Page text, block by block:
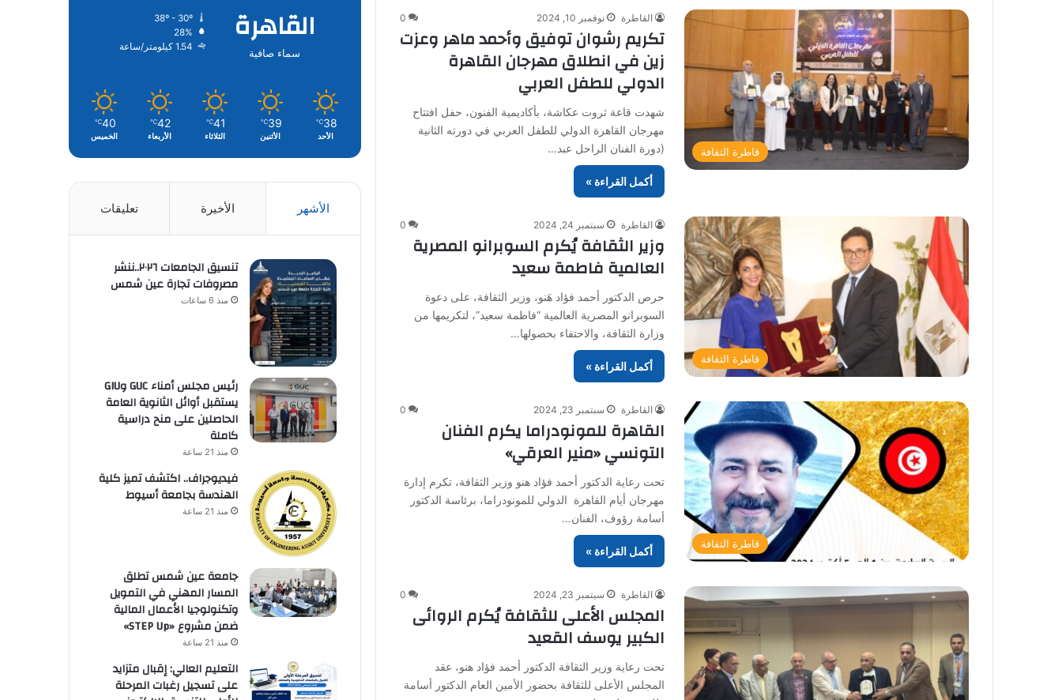
قاطرة الثقافة
القاطرة نوفمبر 10, 2024 0
تكريم رشوان توفيق وأحمد ماهر وعزت
زين في انطلاق مهرجان القاهرة
الدولي للطفل العربي
شهدت قاعة ثروت عكاشة، بأكاديمية الفنون، حفل افتتاح
مهرجان القاهرة الدولي للطفل العربي في دورته الثانية
(دورة الفنان الراحل عبد…
أكمل القراءة »
قاطرة الثقافة
القاطرة سبتمبر 24, 2024 0
وزير الثقافة يُكرم السوبرانو المصرية
العالمية فاطمة سعيد
حرص الدكتور أحمد فؤاد هَنو، وزير الثقافة، على دعوة
السوبرانو المصرية العالمية “فاطمة سعيد”، لتكريمها من
وزارة الثقافة، والاحتفاء بحصولها…
أكمل القراءة »
قاطرة الثقافة
القاطرة سبتمبر 23, 2024 0
القاهرة للمونودراما يكرم الفنان
التونسي «منير العرقي»
تحت رعاية الدكتور أحمد فؤاد هنو وزير الثقافة، تكرم إدارة
مهرجان أيام القاهرة الدولي للمونودراما، برئاسة الدكتور
أسامة رؤوف، الفنان…
أكمل القراءة »
القاطرة سبتمبر 23, 2024 0
المجلس الأعلى للثقافة يُكرم الروائى
الكبير يوسف القعيد
تحت رعاية وزير الثقافة الدكتور أحمد فؤاد هنو، عقد
المجلس الأعلى للثقافة بحضور الأمين العام الدكتور أسامة
القاهرة
سماء صافية
28%
1.54 كيلومتر/ساعة
38
℃
الأحد
39
℃
الأثنين
41
℃
الثلاثاء
42
℃
الأربعاء
40
℃
الخميس
الأشهر الأخيرة تعليقات
تنسيق الجامعات ٢٠٢٦..ننشر
مصروفات تجارة عين شمس
منذ 6 ساعات
رئيس مجلس أمناء GUC وGIU
يستقبل أوائل الثانوية العامة
الحاصلين على منح دراسية
كاملة
منذ 21 ساعة
فيديوجراف.. اكتشف تميز كلية
الهندسة بجامعة أسيوط
منذ 21 ساعة
جامعة عين شمس تطلق
المسار المهني في التمويل
وتكنولوجيا الأعمال المالية
ضمن مشروع «STEP Up»
منذ 21 ساعة
التعليم العالي: إقبال متزايد
على تسجيل رغبات المرحلة